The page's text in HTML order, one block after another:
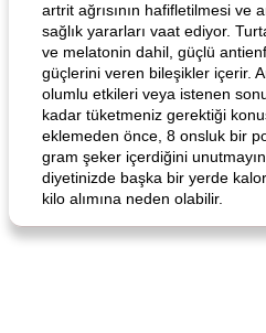
artrit ağrısının hafifletilmesi ve
sağlık yararları vaat ediyor.
ve melatonin dahil, güçlü
güçlerini veren bileşikler içerir.
olumlu etkileri veya istenen
kadar tüketmeniz gerektiği
eklemeden önce, 8 onsluk bir
gram şeker içerdiğini
diyetinizde başka bir yerde
kilo alımına neden olabilir.